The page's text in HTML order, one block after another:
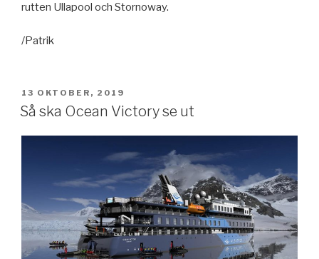
rutten Ullapool och Stornoway.
/Patrik
PUBLICERAT
13 OKTOBER, 2019
Så ska Ocean Victory se ut